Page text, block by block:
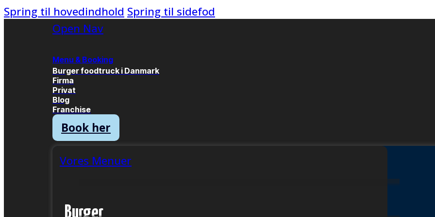
Spring til hovedindhold Spring til sidefod
Open Nav
Menu & Booking
Burger foodtruck i Danmark
Firma
Privat
Blog
Franchise
Book her
Vores Menuer
Burger